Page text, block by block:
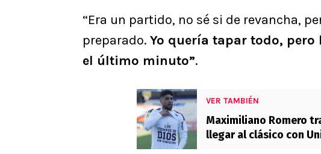
“Era un partido, no sé si de revancha,
preparado. Yo quería tapar todo,
el último minuto”.
VER TAMBIÉN
Maximiliano Romero
llegar al clásico con